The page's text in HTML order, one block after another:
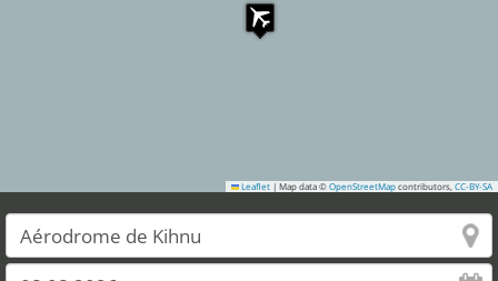
Leaflet | Map data © OpenStreetMap contributors, CC-BY-SA